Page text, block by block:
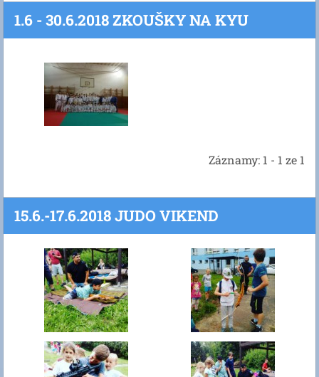
1.6 - 30.6.2018 ZKOUŠKY NA KYU
Záznamy: 1 - 1 ze 1
15.6.-17.6.2018 JUDO VIKEND